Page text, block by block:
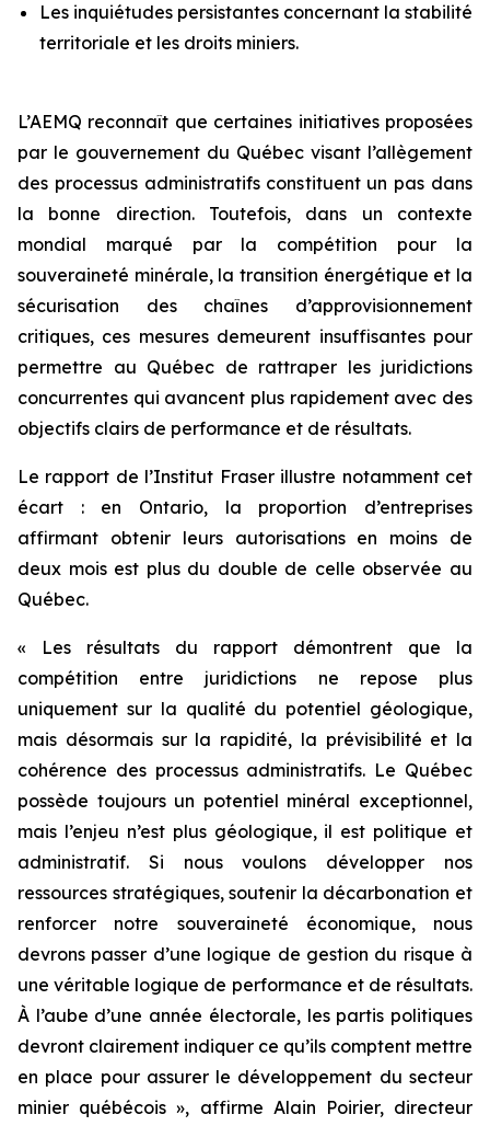
Les inquiétudes persistantes concernant la stabilité
territoriale et les droits miniers.
L’AEMQ reconnaît que certaines initiatives proposées
par le gouvernement du Québec visant l’allègement
des processus administratifs constituent un pas dans
la bonne direction. Toutefois, dans un contexte
mondial marqué par la compétition pour la
souveraineté minérale, la transition énergétique et la
sécurisation des chaînes d’approvisionnement
critiques, ces mesures demeurent insuffisantes pour
permettre au Québec de rattraper les juridictions
concurrentes qui avancent plus rapidement avec des
objectifs clairs de performance et de résultats.
Le rapport de l’Institut Fraser illustre notamment cet
écart : en Ontario, la proportion d’entreprises
affirmant obtenir leurs autorisations en moins de
deux mois est plus du double de celle observée au
Québec.
« Les résultats du rapport démontrent que la
compétition entre juridictions ne repose plus
uniquement sur la qualité du potentiel géologique,
mais désormais sur la rapidité, la prévisibilité et la
cohérence des processus administratifs. Le Québec
possède toujours un potentiel minéral exceptionnel,
mais l’enjeu n’est plus géologique, il est politique et
administratif. Si nous voulons développer nos
ressources stratégiques, soutenir la décarbonation et
renforcer notre souveraineté économique, nous
devrons passer d’une logique de gestion du risque à
une véritable logique de performance et de résultats.
À l’aube d’une année électorale, les partis politiques
devront clairement indiquer ce qu’ils comptent mettre
en place pour assurer le développement du secteur
minier québécois », affirme Alain Poirier, directeur